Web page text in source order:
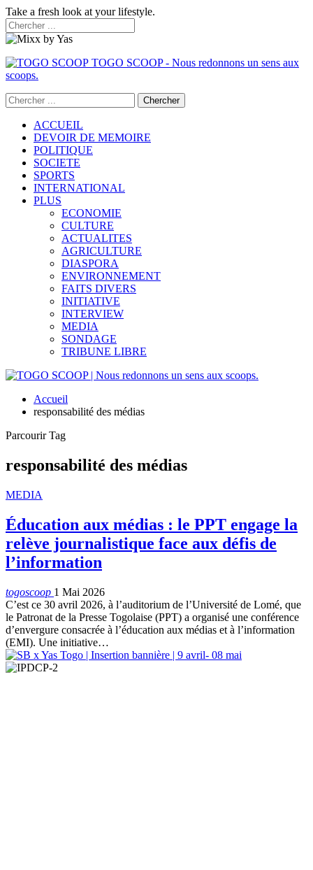
Take a fresh look at your lifestyle.
TOGO SCOOP - Nous redonnons un sens aux
scoops.
ACCUEIL
DEVOIR DE MEMOIRE
POLITIQUE
SOCIETE
SPORTS
INTERNATIONAL
PLUS
ECONOMIE
CULTURE
ACTUALITES
AGRICULTURE
DIASPORA
ENVIRONNEMENT
FAITS DIVERS
INITIATIVE
INTERVIEW
MEDIA
SONDAGE
TRIBUNE LIBRE
Accueil
responsabilité des médias
Parcourir Tag
responsabilité des médias
MEDIA
Éducation aux médias : le PPT engage la
relève journalistique face aux défis de
l’information
togoscoop 1 Mai 2026
C’est ce 30 avril 2026, à l’auditorium de l’Université de Lomé, que
le Patronat de la Presse Togolaise (PPT) a organisé une conférence
d’envergure consacrée à l’éducation aux médias et à l’information
(EMI). Une initiative…